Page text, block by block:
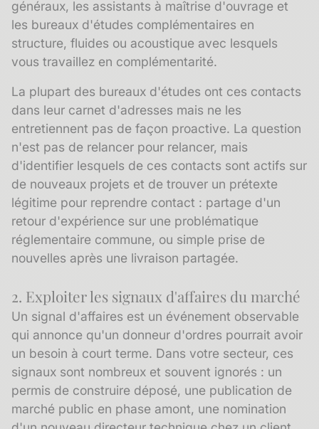
généraux, les assistants à maîtrise d'ouvrage et
les bureaux d'études complémentaires en
structure, fluides ou acoustique avec lesquels
vous travaillez en complémentarité.
La plupart des bureaux d'études ont ces contacts
dans leur carnet d'adresses mais ne les
entretiennent pas de façon proactive. La question
n'est pas de relancer pour relancer, mais
d'identifier lesquels de ces contacts sont actifs sur
de nouveaux projets et de trouver un prétexte
légitime pour reprendre contact : partage d'un
retour d'expérience sur une problématique
réglementaire commune, ou simple prise de
nouvelles après une livraison partagée.
2. Exploiter les signaux d'affaires du marché
Un signal d'affaires est un événement observable
qui annonce qu'un donneur d'ordres pourrait avoir
un besoin à court terme. Dans votre secteur, ces
signaux sont nombreux et souvent ignorés : un
permis de construire déposé, une publication de
marché public en phase amont, une nomination